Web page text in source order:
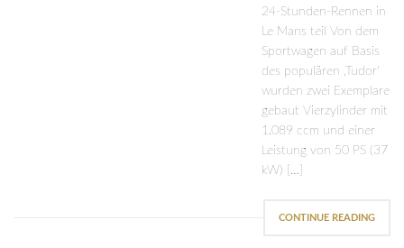
24-Stunden-Rennen in
Le Mans teil Von dem
Sportwagen auf Basis
des populären ‚Tudor‘
wurden zwei Exemplare
gebaut Vierzylinder mit
1.089 ccm und einer
Leistung von 50 PS (37
kW) […]
CONTINUE READING